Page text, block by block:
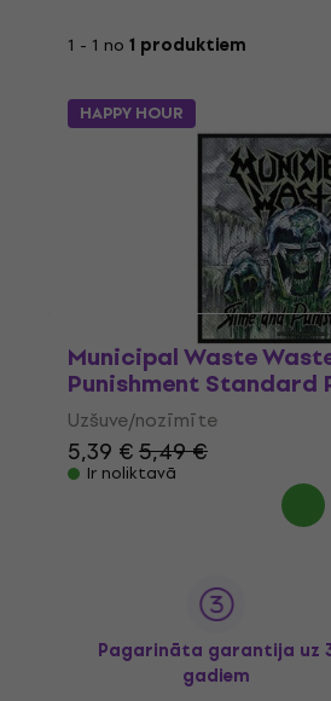
1 - 1 no 1 produktiem
HAPPY HOUR
Municipal Waste
Punishment Standard
Uzšuve/nozīmīte
5,39 €5,49 €
Ir noliktavā
Pagarināta garantija uz
gadiem